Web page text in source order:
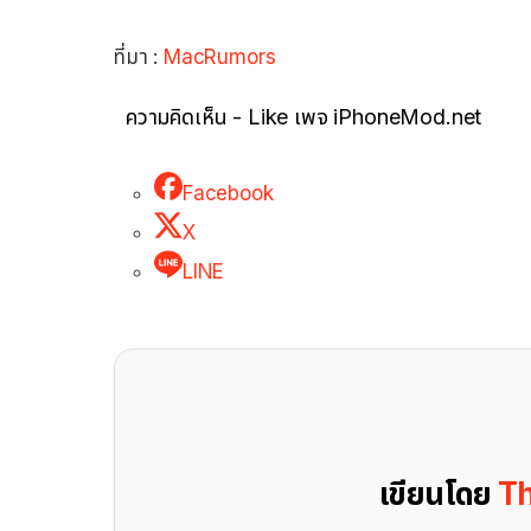
ที่มา : MacRumors
ความคิดเห็น - Like เพจ iPhoneMod.net
Facebook
X
LINE
เขียนโดย